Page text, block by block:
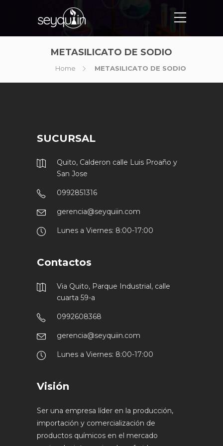
METASILICATO DE SODIO
Home METASILICATO DE SODIO
SUCURSAL
Quito, Calderon calle Luis Proaño y
San Jose
0992851316
gerencia@seyquiin.com
Lunes a Viernes: 8:00-17:00
Contactos
Via Quito, Parque Industrial, calle
cuarta 59-a
0992608368
gerencia@seyquiin.com
Lunes a Viernes: 8:00-17:00
Visión
Ser una empresa líder en la producción,
importación y comercialización de
productos químicos en el mercado